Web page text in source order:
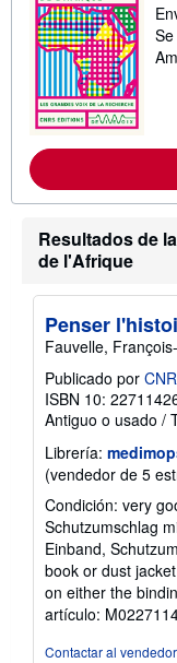
Resultados de
de l'Afrique
Penser
Fauvelle,
Publicado por
ISBN 10:
Antiguo o usado /
Librería:
(vendedor de 5
Condición: very
Schutzumschlag
Einband,
book or dust
on either the
artículo:
Contactar al vendedor